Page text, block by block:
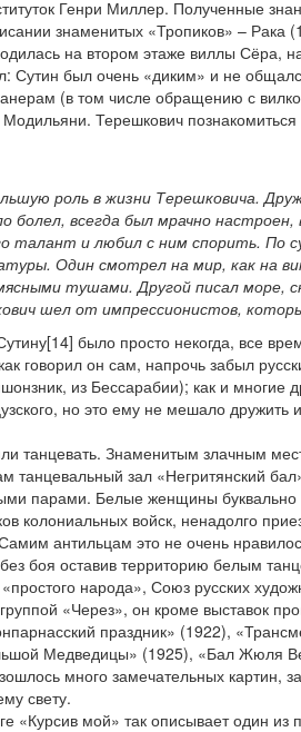
Генри Миллер. Полученные
знаменитых «Тропиков» – Рака
на втором этаже виллы Сёра,
Сутин был очень «диким» и не
(в том числе обращению с
Терешкович познакомиться
роль в жизни Терешковича.
болел, всегда был мрачно
талант и любил с ним спорить. По
Один смотрел на мир, как на
тушами. Другой писал море,
шел от импрессионистов,
было просто некогда, все
говорил он сам, напрочь забыл
из Бессарабии); как и многие
но это ему не мешало
танцевать. Знаменитым злачным
танцевальный зал «Негритянский
парами. Белые женщины буквально
колониальных войск, ненадолго
антильцам это не очень
боя оставив территорию белым
народа», Союз русских
«Через», он кроме выставок
праздник» (1922),
Медведицы» (1925), «Бал Жюля
много замечательных картин,
свету.
«Курсив мой» так описывает один из